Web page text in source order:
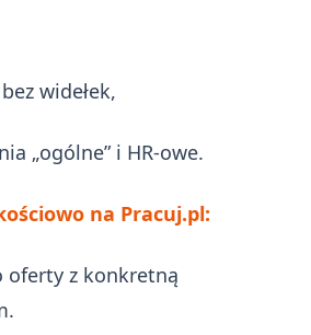
widełek,
„ogólne” i HR-owe.
na Pracuj.pl:
z konkretną